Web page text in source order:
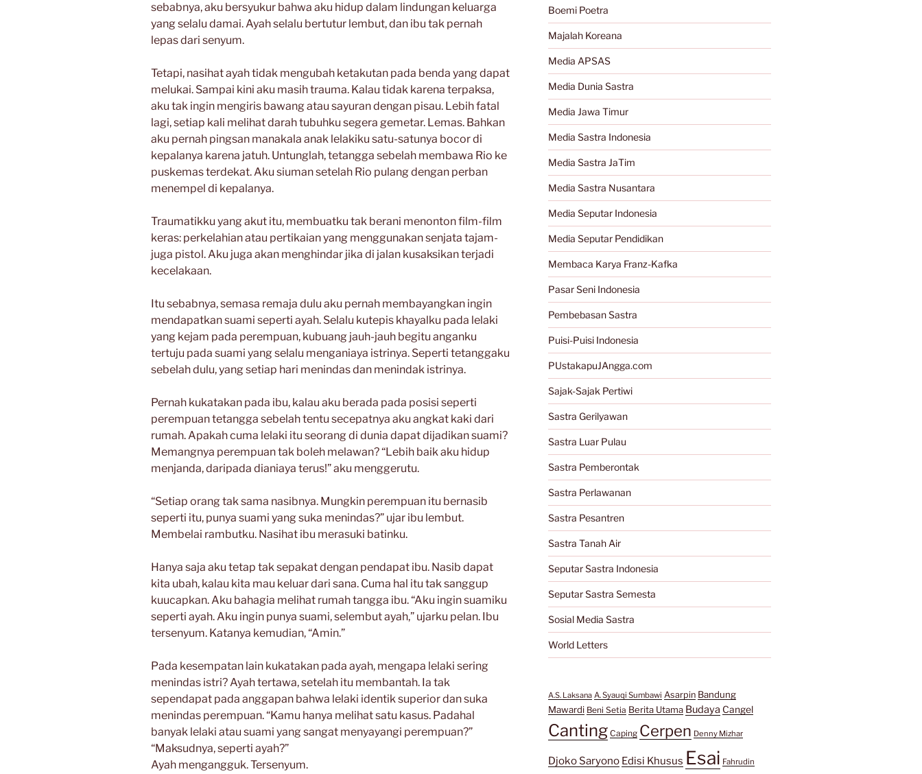
sebabnya, aku bersyukur bahwa aku hidup dalam lindungan keluarga
yang selalu damai. Ayah selalu bertutur lembut, dan ibu tak pernah
lepas dari senyum.
Tetapi, nasihat ayah tidak mengubah ketakutan pada benda yang dapat
melukai. Sampai kini aku masih trauma. Kalau tidak karena terpaksa,
aku tak ingin mengiris bawang atau sayuran dengan pisau. Lebih fatal
lagi, setiap kali melihat darah tubuhku segera gemetar. Lemas. Bahkan
aku pernah pingsan manakala anak lelakiku satu-satunya bocor di
kepalanya karena jatuh. Untunglah, tetangga sebelah membawa Rio ke
puskemas terdekat. Aku siuman setelah Rio pulang dengan perban
menempel di kepalanya.
Traumatikku yang akut itu, membuatku tak berani menonton film-film
keras: perkelahian atau pertikaian yang menggunakan senjata tajam-
juga pistol. Aku juga akan menghindar jika di jalan kusaksikan terjadi
kecelakaan.
Itu sebabnya, semasa remaja dulu aku pernah membayangkan ingin
mendapatkan suami seperti ayah. Selalu kutepis khayalku pada lelaki
yang kejam pada perempuan, kubuang jauh-jauh begitu anganku
tertuju pada suami yang selalu menganiaya istrinya. Seperti tetanggaku
sebelah dulu, yang setiap hari menindas dan menindak istrinya.
Pernah kukatakan pada ibu, kalau aku berada pada posisi seperti
perempuan tetangga sebelah tentu secepatnya aku angkat kaki dari
rumah. Apakah cuma lelaki itu seorang di dunia dapat dijadikan suami?
Memangnya perempuan tak boleh melawan? “Lebih baik aku hidup
menjanda, daripada dianiaya terus!” aku menggerutu.
“Setiap orang tak sama nasibnya. Mungkin perempuan itu bernasib
seperti itu, punya suami yang suka menindas?” ujar ibu lembut.
Membelai rambutku. Nasihat ibu merasuki batinku.
Hanya saja aku tetap tak sepakat dengan pendapat ibu. Nasib dapat
kita ubah, kalau kita mau keluar dari sana. Cuma hal itu tak sanggup
kuucapkan. Aku bahagia melihat rumah tangga ibu. “Aku ingin suamiku
seperti ayah. Aku ingin punya suami, selembut ayah,” ujarku pelan. Ibu
tersenyum. Katanya kemudian, “Amin.”
Pada kesempatan lain kukatakan pada ayah, mengapa lelaki sering
menindas istri? Ayah tertawa, setelah itu membantah. Ia tak
sependapat pada anggapan bahwa lelaki identik superior dan suka
menindas perempuan. “Kamu hanya melihat satu kasus. Padahal
banyak lelaki atau suami yang sangat menyayangi perempuan?”
“Maksudnya, seperti ayah?”
Ayah mengangguk. Tersenyum.
Boemi Poetra
Majalah Koreana
Media APSAS
Media Dunia Sastra
Media Jawa Timur
Media Sastra Indonesia
Media Sastra JaTim
Media Sastra Nusantara
Media Seputar Indonesia
Media Seputar Pendidikan
Membaca Karya Franz-Kafka
Pasar Seni Indonesia
Pembebasan Sastra
Puisi-Puisi Indonesia
PUstakapuJAngga.com
Sajak-Sajak Pertiwi
Sastra Gerilyawan
Sastra Luar Pulau
Sastra Pemberontak
Sastra Perlawanan
Sastra Pesantren
Sastra Tanah Air
Seputar Sastra Indonesia
Seputar Sastra Semesta
Sosial Media Sastra
World Letters
A.S. Laksana A. Syauqi Sumbawi Asarpin Bandung
Mawardi Beni Setia Berita Utama Budaya Cangel
Canting Caping Cerpen Denny Mizhar
Djoko Saryono Edisi Khusus Esai Fahrudin